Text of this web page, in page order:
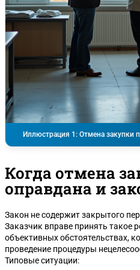
Иллюстрация 1: Отмена закупки
Когда отмена
оправдана и
Закон не содержит закрытого
Заказчик вправе принять такое
объективных обстоятельствах,
проведение процедуры
Типовые ситуации: